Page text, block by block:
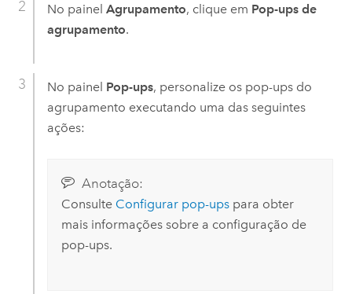
No painel Agrupamento, clique em Pop-ups de
agrupamento.
No painel Pop-ups, personalize os pop-ups do
agrupamento executando uma das seguintes
ações:
Anotação:
Consulte Configurar pop-upspara obter
mais informações sobre a configuração de
pop-ups.